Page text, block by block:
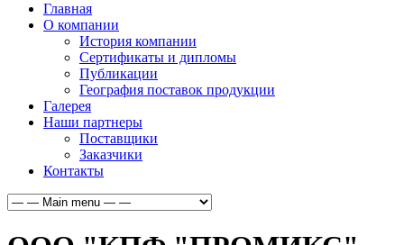
Главная
О компании
История компании
Сертификаты и дипломы
Публикации
География поставок продукции
Галерея
Наши партнеры
Поставщики
Заказчики
Контакты